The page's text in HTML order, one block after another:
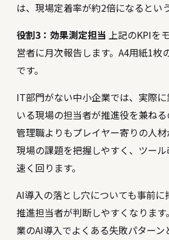
は、現場定着率が約2倍になるとい
役割3：効果測定担当 上記のKPIを
営者に月次報告します。A4用紙1枚
です。
IT部門がない中小企業では、実際に
いる現場の担当者が推進役を兼ねる
管理職よりもプレイヤー寄りの人材
現場の課題を把握しやすく、ツー
速く回ります。
AI導入の落とし穴についても事前に
推進担当者が判断しやすくなります
業のAI導入でよくある失敗パターン